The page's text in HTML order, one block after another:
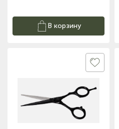
В корзину